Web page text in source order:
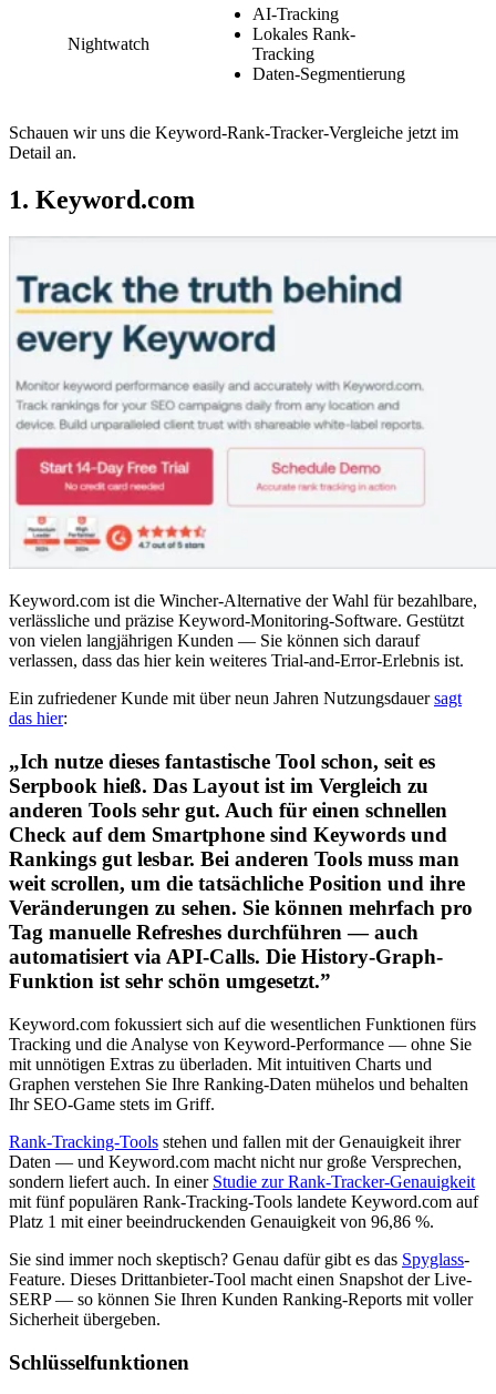
Nightwatch
AI-Tracking
Lokales Rank-
Tracking
Daten-Segmentierung
Schauen wir uns die Keyword-Rank-Tracker-Vergleiche jetzt im
Detail an.
1. Keyword.com
Keyword.com ist die Wincher-Alternative der Wahl für bezahlbare,
verlässliche und präzise Keyword-Monitoring-Software. Gestützt
von vielen langjährigen Kunden — Sie können sich darauf
verlassen, dass das hier kein weiteres Trial-and-Error-Erlebnis ist.
Ein zufriedener Kunde mit über neun Jahren Nutzungsdauersagt
das hier:
„Ich nutze dieses fantastische Tool schon, seit es
Serpbook hieß. Das Layout ist im Vergleich zu
anderen Tools sehr gut. Auch für einen schnellen
Check auf dem Smartphone sind Keywords und
Rankings gut lesbar. Bei anderen Tools muss man
weit scrollen, um die tatsächliche Position und ihre
Veränderungen zu sehen. Sie können mehrfach pro
Tag manuelle Refreshes durchführen — auch
automatisiert via API-Calls. Die History-Graph-
Funktion ist sehr schön umgesetzt.”
Keyword.com fokussiert sich auf die wesentlichen Funktionen fürs
Tracking und die Analyse von Keyword-Performance — ohne Sie
mit unnötigen Extras zu überladen. Mit intuitiven Charts und
Graphen verstehen Sie Ihre Ranking-Daten mühelos und behalten
Ihr SEO-Game stets im Griff.
Rank-Tracking-Tools stehen und fallen mit der Genauigkeit ihrer
Daten — und Keyword.com macht nicht nur große Versprechen,
sondern liefert auch. In einer Studie zur Rank-Tracker-Genauigkeit
mit fünf populären Rank-Tracking-Tools landete Keyword.com auf
Platz 1 mit einer beeindruckenden Genauigkeit von 96,86 %.
Sie sind immer noch skeptisch? Genau dafür gibt es das Spyglass-
Feature. Dieses Drittanbieter-Tool macht einen Snapshot der Live-
SERP — so können Sie Ihren Kunden Ranking-Reports mit voller
Sicherheit übergeben.
Schlüsselfunktionen